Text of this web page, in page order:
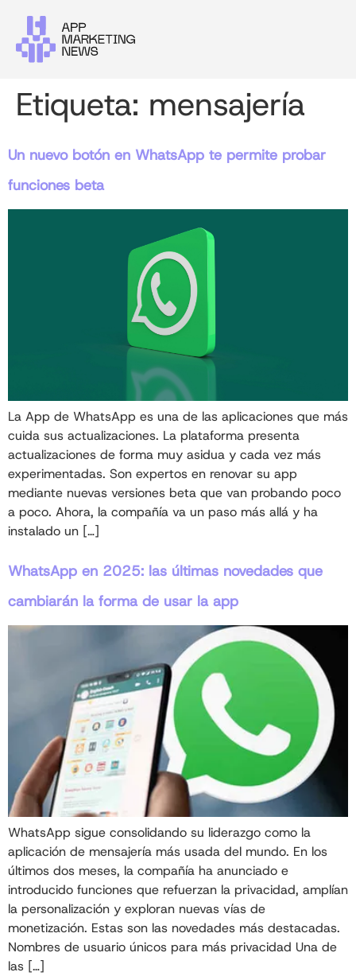
Etiqueta: mensajería
Un nuevo botón en WhatsApp te permite probar
funciones beta
La App de WhatsApp es una de las aplicaciones que más
cuida sus actualizaciones. La plataforma presenta
actualizaciones de forma muy asidua y cada vez más
experimentadas. Son expertos en renovar su app
mediante nuevas versiones beta que van probando poco
a poco. Ahora, la compañía va un paso más allá y ha
instalado un […]
WhatsApp en 2025: las últimas novedades que
cambiarán la forma de usar la app
WhatsApp sigue consolidando su liderazgo como la
aplicación de mensajería más usada del mundo. En los
últimos dos meses, la compañía ha anunciado e
introducido funciones que refuerzan la privacidad, amplían
la personalización y exploran nuevas vías de
monetización. Estas son las novedades más destacadas.
Nombres de usuario únicos para más privacidad Una de
las […]